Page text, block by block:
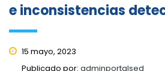
e inconsistencias
15 mayo, 2023
Publicado por: adminportalsed